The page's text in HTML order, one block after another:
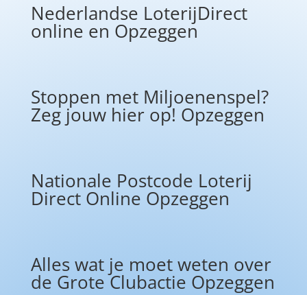
Nederlandse LoterijDirect
online en Opzeggen
Stoppen met Miljoenenspel?
Zeg jouw hier op! Opzeggen
Nationale Postcode Loterij
Direct Online Opzeggen
Alles wat je moet weten over
de Grote Clubactie Opzeggen